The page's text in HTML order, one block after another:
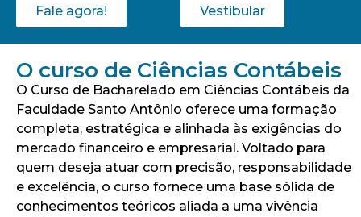
Fale agora! Vestibular
O curso de Ciências Contábeis
O Curso de Bacharelado em Ciências Contábeis da
Faculdade Santo Antônio oferece uma formação
completa, estratégica e alinhada às exigências do
mercado financeiro e empresarial. Voltado para
quem deseja atuar com precisão, responsabilidade
e excelência, o curso fornece uma base sólida de
conhecimentos teóricos aliada a uma vivência